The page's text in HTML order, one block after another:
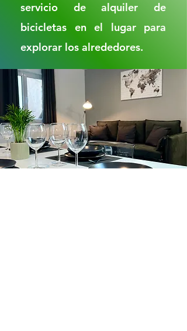
servicio de alquiler de
bicicletas en el lugar para
explorar los alrededores.